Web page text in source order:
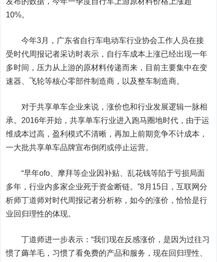
10%。
今年3月，广东省自行车电动车行业协会工作人员在接
受时代周报记者采访时表示，自行车成本上涨已经出现一年
多时间，压力从上游的原材料传递而来，目前主要集中在变
速器、飞轮等核心零部件制造商，以及整车制造商。
对于共享单车企业来说，涨价也和行业发展逻辑一脉相
承。2016年开始，共享单车行业进入跑马圈地时代，由于运
维成本过高，盈利模式不清晰，再加上前期竞争不计成本，
一大批共享单车品牌宣布倒闭或停止运营。
“早年ofo、摩拜等企业因补贴、乱花钱等陷于亏损局面
多年，行业内多家企业死于资金断链。”8月15日，互联网分
析师丁道师对时代周报记者分析称，如今的涨价，恰恰是行
业回归理性的体现。
丁道师进一步表示：“我们现在反感涨价，是因为过往习
惯了薅羊毛，习惯了看免费的产品和服务，现在回归理性、